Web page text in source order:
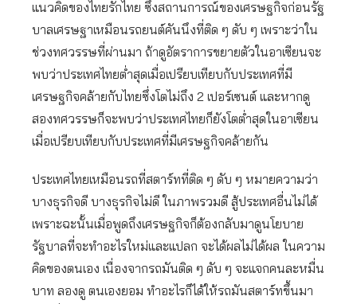
แนวคิดของไทยรักไทย ซึ่งสถานการณ์ของเศรษฐกิจก่อนรัฐ
บาลเศรษฐาเหมือนรถยนต์คันนึงที่ติด ๆ ดับ ๆ เพราะว่าใน
ช่วงทศวรรษที่ผ่านมา ถ้าดูอัตราการขยายตัวในอาเซียนจะ
พบว่าประเทศไทยต่ำสุดเมื่อเปรียบเทียบกับประเทศที่มี
เศรษฐกิจคล้ายกับไทยซึ่งโตไม่ถึง 2 เปอร์เซนต์ และหากดู
สองทศวรรษก็จะพบว่าประเทศไทยก็ยังโตต่ำสุดในอาเซียน
เมื่อเปรียบเทียบกับประเทศที่มีเศรษฐกิจคล้ายกัน
ประเทศไทยเหมือนรถที่สตาร์ทที่ติด ๆ ดับ ๆ หมายความว่า
บางธุรกิจดี บางธุรกิจไม่ดี ในภาพรวมดี สู้ประเทศอื่นไม่ได้
เพราะฉะนั้นเมื่อพูดถึงเศรษฐกิจก็ต้องกลับมาดูนโยบาย
รัฐบาลที่จะทำอะไรใหม่และแปลก จะได้ผลไม่ได้ผล ในความ
คิดของตนเอง เนื่องจากรถมันติด ๆ ดับ ๆ จะแจกคนละหมื่น
บาท ลองดู ตนเองยอม ทำอะไรก็ได้ให้รถมันสตาร์ทขึ้นมา